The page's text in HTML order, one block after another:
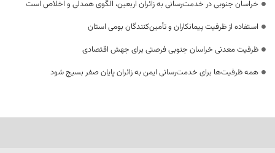
خراسان جنوبی در خدمت‌رسانی به زائران اربعین، الگوی همدلی و اخلاص است
استفاده از ظرفیت پیمانکاران و تأمین‌کنندگان بومی استان
ظرفیت معدنی خراسان جنوبی فرصتی برای جهش اقتصادی
همه ظرفیت‌ها برای خدمت‌رسانی ایمن به زائران پایان صفر بسیج شود